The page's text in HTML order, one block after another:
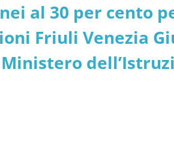
Giulia,
al 30 per cento
Friuli Venezia